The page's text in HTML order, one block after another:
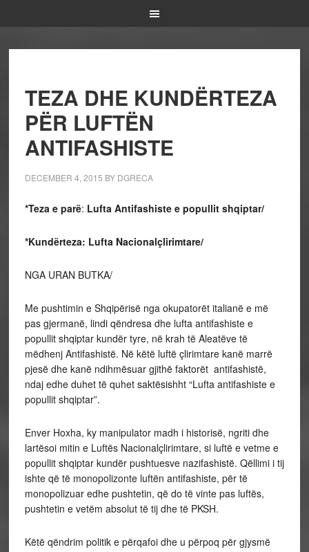
TEZA DHE KUNDËRTEZA
PËR LUFTËN
ANTIFASHISTE
DECEMBER 4, 2015 BY DGRECA
*Teza e parë: Lufta Antifashiste e popullit shqiptar/
*Kundërteza: Lufta Nacionalçlirimtare/
NGA URAN BUTKA/
Me pushtimin e Shqipërisë nga okupatorët italianë e më
pas gjermanë, lindi qëndresa dhe lufta antifashiste e
popullit shqiptar kundër tyre, në krah të Aleatëve të
mëdhenj Antifashistë. Në këtë luftë çlirimtare kanë marrë
pjesë dhe kanë ndihmësuar gjithë faktorët antifashistë,
ndaj edhe duhet të quhet saktësishht “Lufta antifashiste e
popullit shqiptar”.
Enver Hoxha, ky manipulator madh i historisë, ngriti dhe
lartësoi mitin e Luftës Nacionalçlirimtare, si luftë e vetme e
popullit shqiptar kundër pushtuesve nazifashistë. Qëllimi i tij
ishte që të monopolizonte luftën antifashiste, për të
monopolizuar edhe pushtetin, që do të vinte pas luftës,
pushtetin e vetëm absolut të tij dhe të PKSH.
Këtë qëndrim politik e përqafoi dhe u përpoq për gjysmë